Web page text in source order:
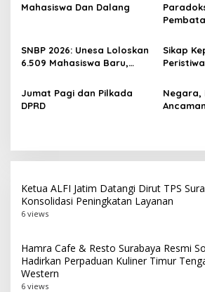
o
Mahasiswa Dan Dalang
Tangan
SNBP 2026: Unesa Loloskan
6.509 Mahasiswa Baru,
Sikap
Sebuah
Surabaya
Jumat Pagi dan Pilkada
DPRD
Negara,
Ketua ALFI Jatim Datangi Dirut TPS
Konsolidasi Peningkatan Layanan
6 views
Hamra Cafe & Resto Surabaya Resmi
Hadirkan Perpaduan Kuliner Timur
Western
6 views